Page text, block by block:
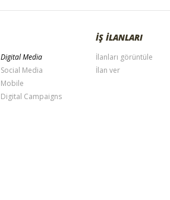
Digital Media
Social Media
Mobile
Digital Campaigns
İŞ İLANLARI
İlanları görüntüle
İlan ver